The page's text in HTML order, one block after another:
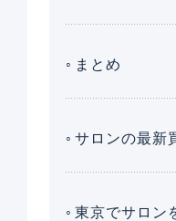
まとめ
サロンの最新
東京でサロン